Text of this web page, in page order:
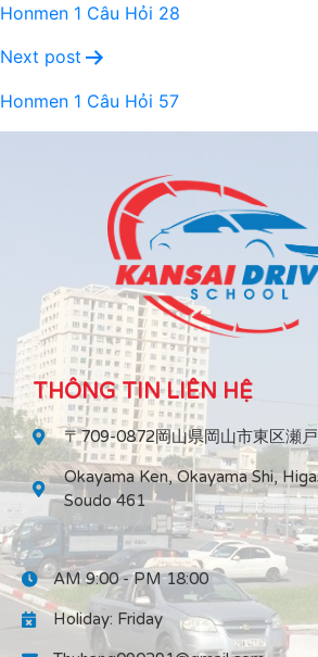
Honmen 1 Câu Hỏi 28
Next post
Honmen 1 Câu Hỏi 57
THÔNG TIN LIÊN HỆ
〒709-0872岡山県岡山市東区瀬
Okayama Ken, Okayama Shi,
Soudo 461
AM 9:00 - PM 18:00
Holiday: Friday